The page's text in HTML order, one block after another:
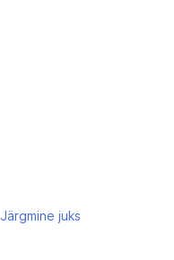
Järgmine juks